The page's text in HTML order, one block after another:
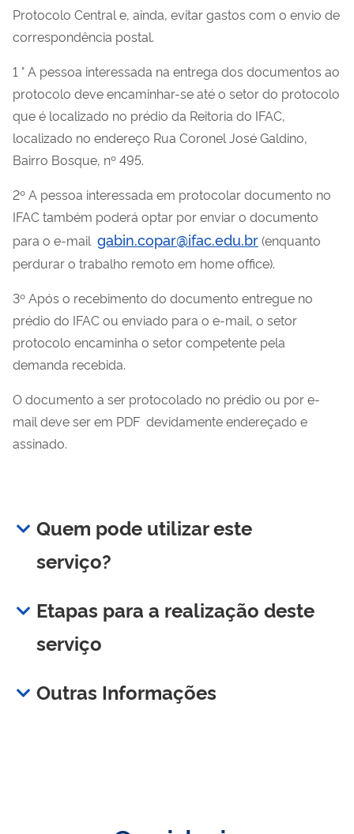
Protocolo Central e, ainda, evitar gastos com o envio de
correspondência postal.
1 ° A pessoa interessada na entrega dos documentos ao
protocolo deve encaminhar-se até o setor do protocolo
que é localizado no prédio da Reitoria do IFAC,
localizado no endereço Rua Coronel José Galdino,
Bairro Bosque, nº 495.
2º A pessoa interessada em protocolar documento no
IFAC também poderá optar por enviar o documento
para o e-mail gabin.copar@ifac.edu.br(enquanto
perdurar o trabalho remoto em home office).
3º Após o recebimento do documento entregue no
prédio do IFAC ou enviado para o e-mail, o setor
protocolo encaminha o setor competente pela
demanda recebida.
O documento a ser protocolado no prédio ou por e-
mail deve ser em PDF devidamente endereçado e
assinado.
Quem pode utilizar este
serviço?
Etapas para a realização deste
serviço
Outras Informações